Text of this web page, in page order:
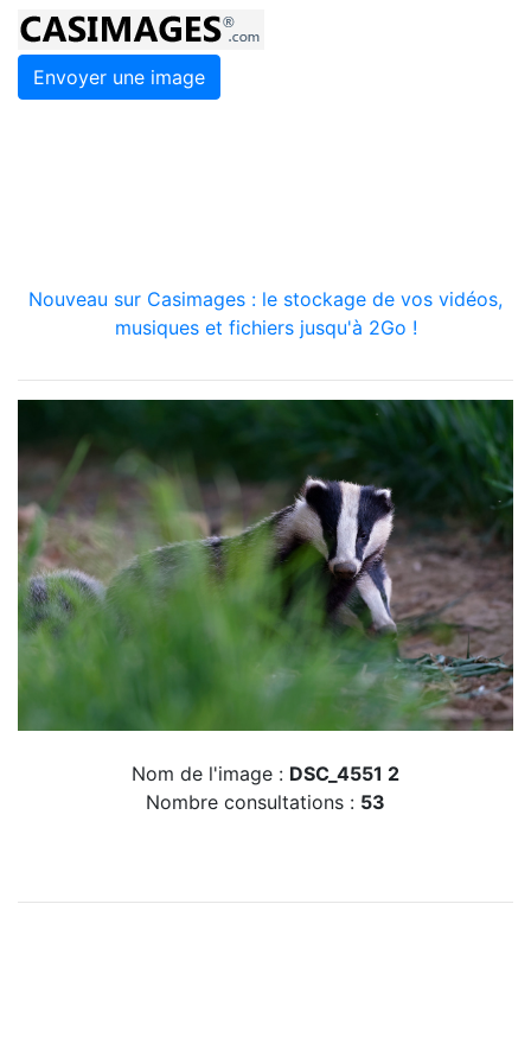
Envoyer une image
Nouveau sur Casimages : le stockage de vos vidéos,
musiques et fichiers jusqu'à 2Go !
Nom de l'image : DSC_4551 2
Nombre consultations : 53